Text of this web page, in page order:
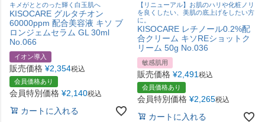
キメがととのった輝く白玉肌へ
KISOCARE グルタチオン
60000ppm 配合美容液 キソ ブ
ロンジェムセラム GL 30ml
No.066
イオン導入
販売価格 ¥2,354税込
会員価格あり
会員特別価格 ¥2,140税込
カートに入れる
【リニューアル】お肌のハリや化粧ノリ
を良くしたい、美肌の底上げをしたい方
に。
KISOCARE レチノール0.2%配
合クリーム キソREショットク
リーム 50g No.036
敏感肌用
販売価格 ¥2,491 税込
会員価格あり
会員特別価格 ¥2,265税込
カートに入れる